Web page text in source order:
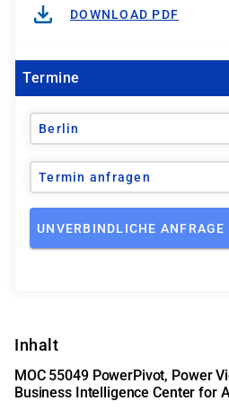
DOWNLOAD PDF
Termine
Berlin
Termin anfragen
UNVERBINDLICHE ANFRAGE
Inhalt
MOC 55049 PowerPivot, Power
Business Intelligence Center for